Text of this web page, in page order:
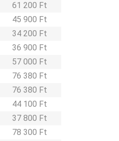
61 200 Ft
45 900 Ft
34 200 Ft
36 900 Ft
57 000 Ft
76 380 Ft
76 380 Ft
44 100 Ft
37 800 Ft
78 300 Ft